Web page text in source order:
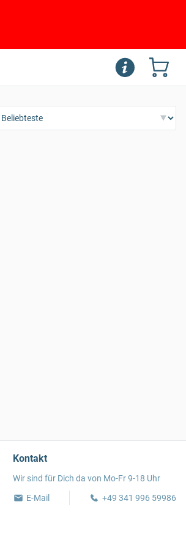
Kontakt
Wir sind für Dich da von Mo-Fr 9-18 Uhr
E-Mail
+49 341 996 59986